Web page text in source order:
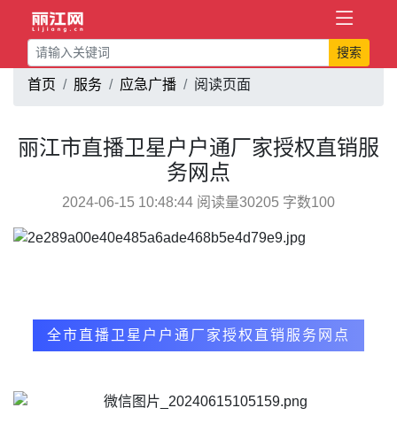
搜索
首页 服务 应急广播 阅读页面
丽江市直播卫星户户通厂家授权直销服
务网点
2024-06-15 10:48:44 阅读量30205 字数100
全市直播卫星户户通厂家授权直销服务网点